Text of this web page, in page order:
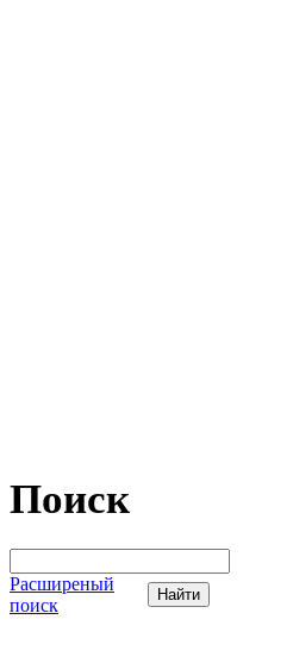
Поиск
Расширеный
поиск